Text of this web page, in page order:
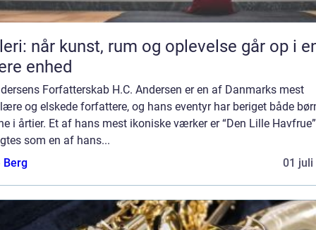
når kunst, rum og oplevelse går op i
enhed
Forfatterskab H.C. Andersen er en af Danmarks mest
og elskede forfattere, og hans eventyr har beriget både
i årtier. Et af hans mest ikoniske værker er “Den Lille
som en af hans...
Berg
01 juli